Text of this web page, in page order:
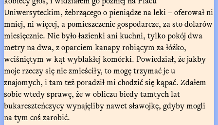
Uniwersyteckim, żebrzącego o pieniądze na leki – oferował ni
mniej, ni więcej, a pomieszczenie gospodarcze, za sto dolarów
miesięcznie. Nie było łazienki ani kuchni, tylko pokój dwa
metry na dwa, z oparciem kanapy robiącym za łóżko,
wciśniętym w kąt wyblakłej komórki. Powiedział, że jakby
moje rzeczy się nie zmieściły, to mogę trzymać je u
znajomych, i tam też poradził mi chodzić się kąpać. Zdałem
sobie wtedy sprawę, że w obliczu biedy tamtych lat
bukareszteńczycy wynajęliby nawet sławojkę, gdyby mogli
na tym coś zarobić.